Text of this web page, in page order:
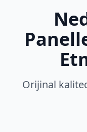
Orijinal